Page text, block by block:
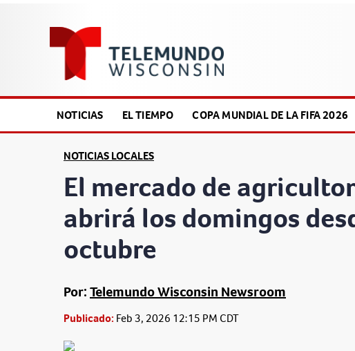
NOTICIAS EL TIEMPO COPA MUNDIAL DE LA FIFA 2026
NOTICIAS LOCALES
El mercado de
abrirá los domingos
octubre
Por:Telemundo Wisconsin Newsroom
Publicado: Feb 3, 2026 12:15 PM CDT